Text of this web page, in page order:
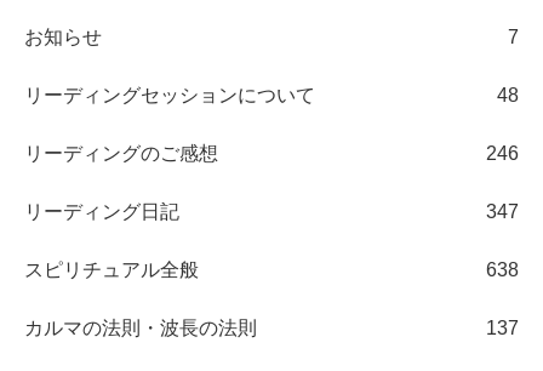
お知らせ 7
リーディングセッションについて 48
リーディングのご感想 246
リーディング日記 347
スピリチュアル全般 638
カルマの法則・波長の法則 137